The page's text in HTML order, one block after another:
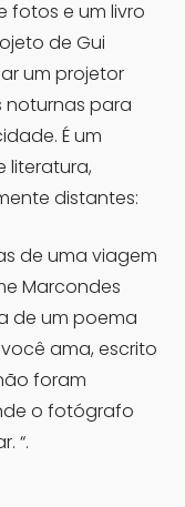
fotos e um livro
de Gui
um projetor
para
É um
literatura,
distantes:
de uma viagem
Marcondes
de um poema
ama, escrito
foram
o fotógrafo
“.